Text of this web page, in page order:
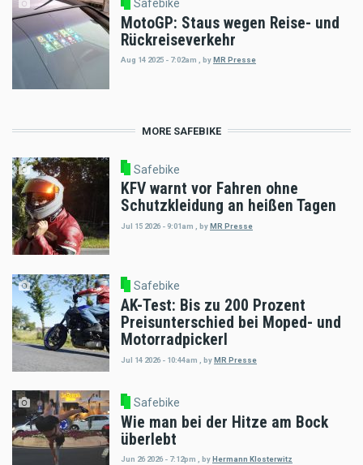
Safebike
MotoGP: Staus wegen Reise- und
Rückreiseverkehr
Aug 14 2025 - 7:02am , by MR Presse
MORE SAFEBIKE
Safebike
KFV warnt vor Fahren ohne
Schutzkleidung an heißen Tagen
Jul 15 2026 - 9:01am byMR Presse
Safebike
AK-Test: Bis zu 200 Prozent
Preisunterschied bei Moped- und
Motorradpickerl
Jul 14 2026 - 10:44am byMR Presse
Safebike
Wie man bei der Hitze am Bock
überlebt
Jun 26 2026 - 7:12pm , byHermann Klosterwitz